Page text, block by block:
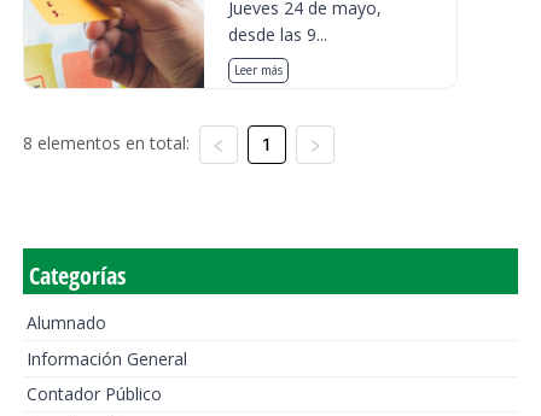
Jueves 24 de mayo,
desde las 9...
Leer más
8 elementos en total: 1
Categorías
Alumnado
Información General
Contador Público